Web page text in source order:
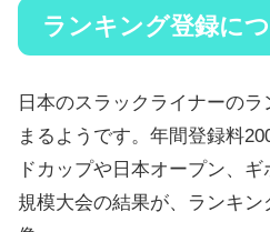
ランキング登録に
日本のスラックライナーの
まるようです。年間登録料
ドカップや日本オープン、
規模大会の結果が、ランキ